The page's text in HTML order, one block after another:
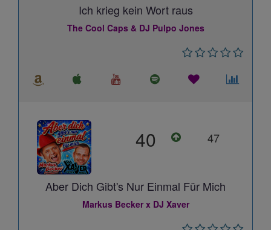
Ich krieg kein Wort raus
The Cool Caps & DJ Pulpo Jones
40 47
Aber Dich Gibt's Nur Einmal Für Mich
Markus Becker x DJ Xaver